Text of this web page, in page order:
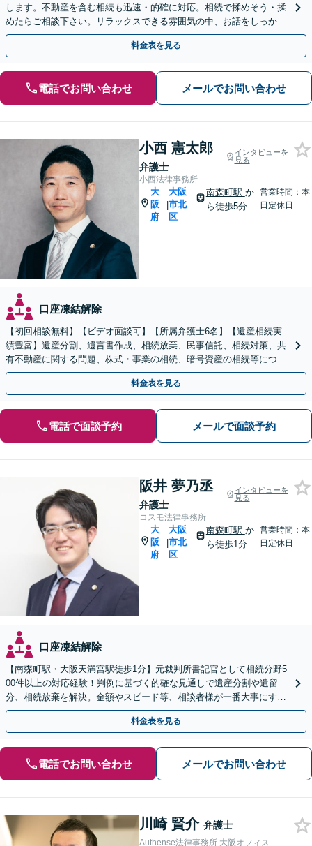
します。不動産を含む相続も迅速・的確に対応。相続で揉めそう・揉
めたらご相談下さい。リラックスできる雰囲気の中、お話をしっかり
伺います。【ビデオ面談可】【北浜駅・堺筋本町駅近く】
料金表を見る
電話でお問い合わせ メールでお問い合わせ
小西 憲太郎
弁護士
インタビューを
見る
小西法律事務所
大
阪
府
|
大阪
市北
区
南森町駅 か
ら徒歩5分
営業時間：本
日定休日
口座凍結解除
【初回相談無料】【ビデオ面談可】【所属弁護士6名】【遺産相続実
績豊富】遺産分割、遺言書作成、相続放棄、民事信託、相続対策、共
有不動産に関する問題、株式・事業の相続、暗号資産の相続等につき
豊富な対応実績。【バリアフリー】【完全個室】
料金表を見る
電話で面談予約 メールで面談予約
阪井 夢乃丞
弁護士
インタビューを
見る
コスモ法律事務所
大
阪
府
|
大阪
市北
区
南森町駅 か
ら徒歩1分
営業時間：本
日定休日
口座凍結解除
【南森町駅・大阪天満宮駅徒歩1分】元裁判所書記官として相続分野5
00件以上の対応経験！判例に基づく的確な見通しで遺産分割や遺留
分、相続放棄を解決。金額やスピード等、相談者様が一番大事にする
想いを丁寧に伺い最善の解決策を提案【大阪市内出張可】
料金表を見る
電話でお問い合わせ メールでお問い合わせ
川崎 賢介 弁護士
Authense法律事務所 大阪オフィス